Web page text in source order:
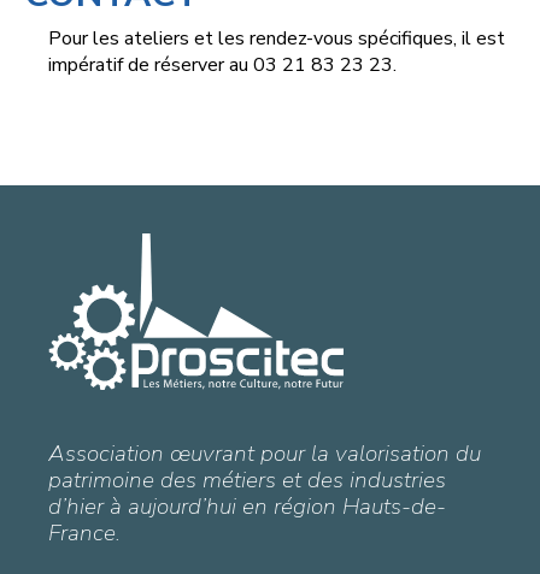
Pour les ateliers et les rendez-vous spécifiques, il est
impératif de réserver au 03 21 83 23 23.
Association œuvrant pour la valorisation du
patrimoine des métiers et des industries
d’hier à aujourd’hui en région Hauts-de-
France.